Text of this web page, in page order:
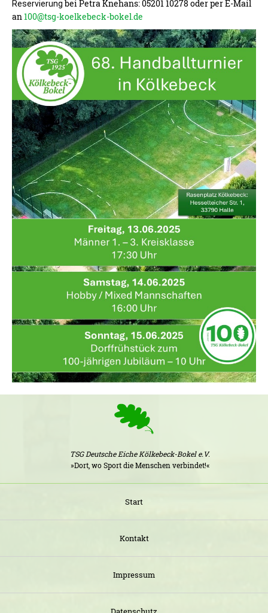
Reservierung bei Petra Knehans: 05201 10278 oder per E-Mail
an100@tsg-koelkebeck-bokel.de
TSG Deutsche Eiche Kölkebeck-Bokel e.V.
»Dort, wo Sport die Menschen verbindet!«
Start
Kontakt
Impressum